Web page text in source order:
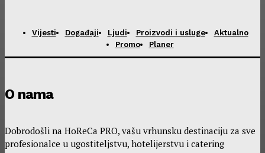
Vijesti Događaji Ljudi Proizvodi i usluge
Aktualno
Promo
Planer
O nama
Dobrodošli na HoReCa PRO, vašu vrhunsku destinaciju za sve
profesionalce u ugostiteljstvu, hotelijerstvu i catering